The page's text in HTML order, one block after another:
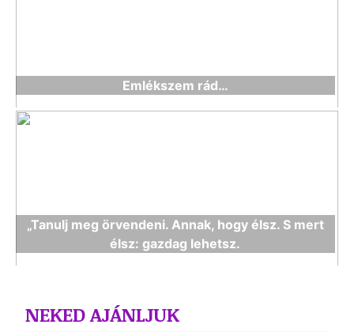
Emlékszem rád…
„Tanulj meg örvendeni. Annak, hogy élsz. S mert
élsz: gazdag lehetsz.
NEKED AJÁNLJUK